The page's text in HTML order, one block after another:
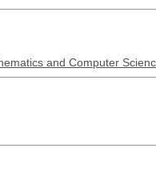
and Computer